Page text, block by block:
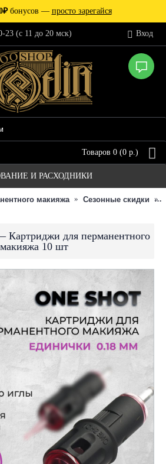
бонусов — просто зарегайся
23 (c 11 до 20 мск) Вход
Товаров 0 (0 р.)
И РАСХОДНИКИ
макияжа Сезонные скидки
для перманентного
макияжа 10 шт